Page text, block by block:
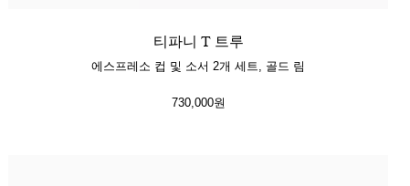
티파니 T 트루
에스프레소 컵 및 소서 2개 세트, 골드 림
730,000원